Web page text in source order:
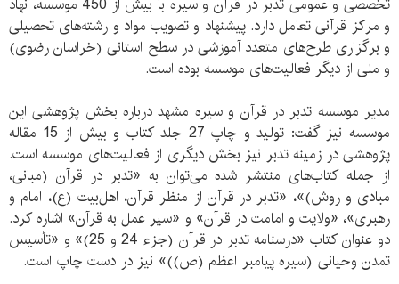
تخصصی و عمومی تدبر در قرآن و سيره با بيش از 450 موسسه، نهاد
و مرکز قرآنی تعامل دارد. پیشنهاد و تصویب مواد و رشته‌های تحصیلی
و برگزاری طرح‌های متعدد آموزشی در سطح استانی (خراسان رضوی)
و ملی از دیگر فعالیت‌های موسسه بوده است.
مدیر موسسه تدبر در قرآن و سیره مشهد درباره بخش پژوهشی این
موسسه نیز گفت: تولید و چاپ 27 جلد کتاب و بیش از 15 مقاله
پژوهشی در زمینه تدبر نیز بخش دیگری از فعالیت‌های موسسه است.
از جمله کتاب‌های منتشر شده می‌توان به «تدبر در قرآن (مبانی،
مبادی و روش)»، «تدبر در قرآن از منظر قرآن، اهل‌بيت (ع)، امام و
رهبری»، «ولایت و امامت در قرآن» و «سیر عمل به قرآن» اشاره کرد.
دو عنوان کتاب «درسنامه تدبر در قرآن (جزء 24 و 25)» و «تأسيس
تمدن وحيانی (سيره پيامبر اعظم (ص))» نیز در دست چاپ است.